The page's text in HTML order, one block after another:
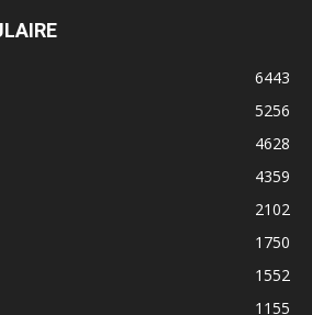
6443
5256
4628
4359
2102
1750
1552
1155